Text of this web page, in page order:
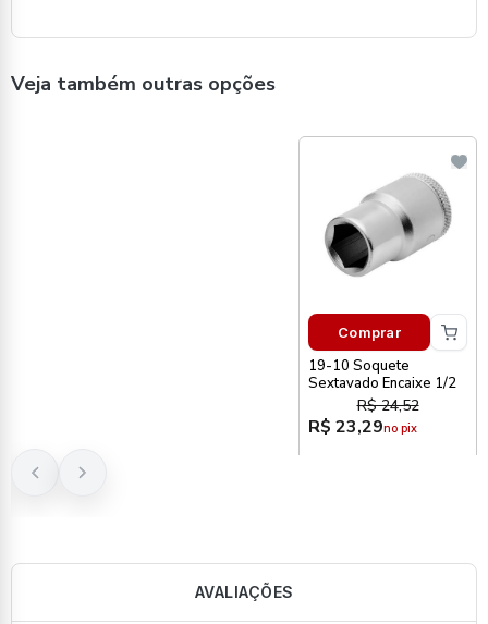
Veja também outras opções
Comprar
19-10 Soquete
Sextavado Encaixe 1/2
R$ 24,52
R$ 23,29no pix
AVALIAÇÕES